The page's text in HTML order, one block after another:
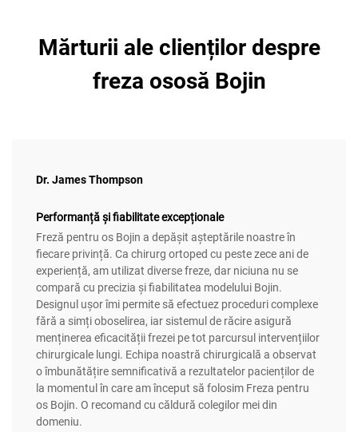
Mărturii ale clienților despre
freza ososă Bojin
Dr. James Thompson
Performanță și fiabilitate excepționale
Freză pentru os Bojin a depășit așteptările noastre în
fiecare privință. Ca chirurg ortoped cu peste zece ani de
experiență, am utilizat diverse freze, dar niciuna nu se
compară cu precizia și fiabilitatea modelului Bojin.
Designul ușor îmi permite să efectuez proceduri complexe
fără a simți oboselirea, iar sistemul de răcire asigură
menținerea eficacității frezei pe tot parcursul intervențiilor
chirurgicale lungi. Echipa noastră chirurgicală a observat
o îmbunătățire semnificativă a rezultatelor pacienților de
la momentul în care am început să folosim Freza pentru
os Bojin. O recomand cu căldură colegilor mei din
domeniu.